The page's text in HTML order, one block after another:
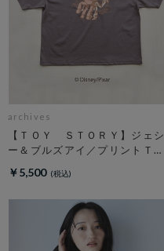
archives
【ＴＯＹ ＳＴＯＲＹ】ジェシ
ー＆ブルズアイ／プリントＴチ
￥5,500